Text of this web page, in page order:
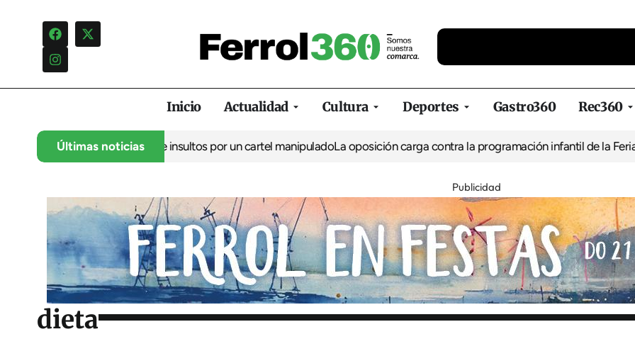
Inicio Actualidad Cultura Deportes Gastro360 Rec360
Últimas noticias
una campaña de insultos por un cartel manipulado La oposición carga contra la programación infantil de la Feria de la
Publicidad
dieta